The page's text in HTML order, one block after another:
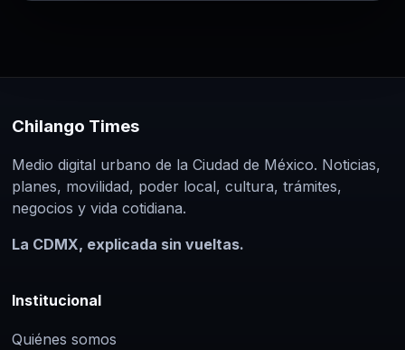
Chilango Times
Medio digital urbano de la Ciudad de México. Noticias,
planes, movilidad, poder local, cultura, trámites,
negocios y vida cotidiana.
La CDMX, explicada sin vueltas.
Institucional
Quiénes somos